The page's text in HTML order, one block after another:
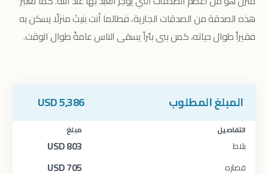
هذه الصدقة من الصدقات الجارية، فطالما أنت بنيتَ منزلًا يسكن به
فقيراً طوال حياته، كمن بنى بئراً يسقى الناس عامةً طوال الوقت.
المبلغ المطلوب 5,386
USD
التفاصيل مبلغ
بلاط 803
USD
قصاره 705
USD